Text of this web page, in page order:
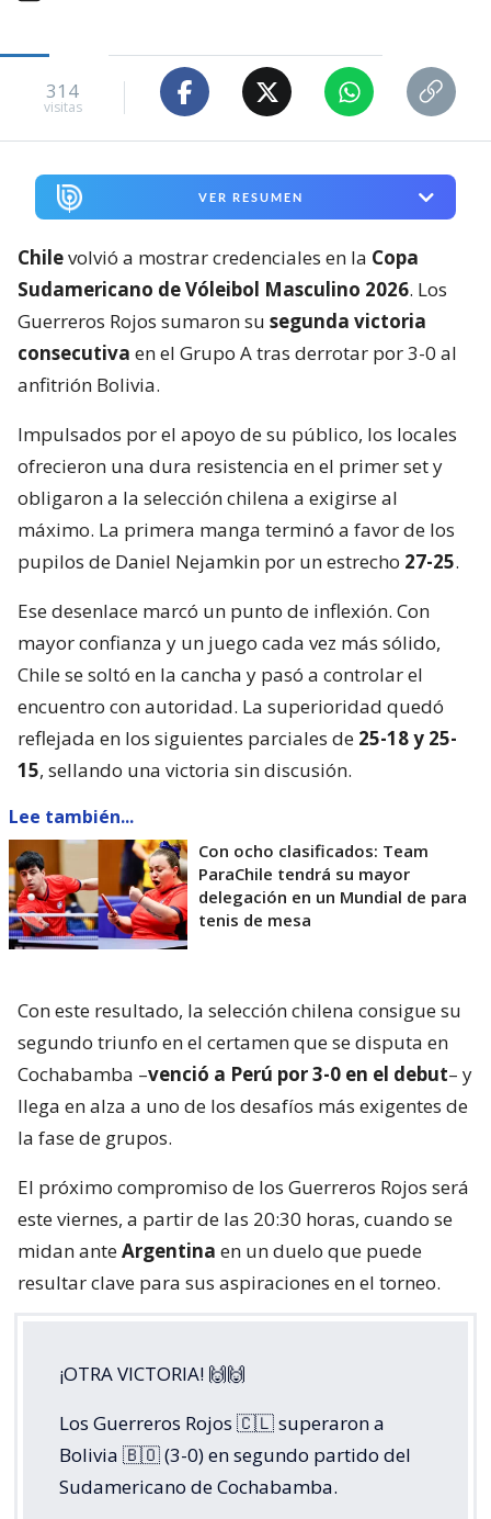
314
visitas
VER RESUMEN
Chilevolvió a mostrar credenciales en la Copa
Sudamericano de Vóleibol Masculino 2026. Los
Guerreros Rojos sumaron su segunda victoria
consecutiva en el Grupo A tras derrotar por 3-0 al
anfitrión Bolivia.
Impulsados por el apoyo de su público, los locales
ofrecieron una dura resistencia en el primer set y
obligaron a la selección chilena a exigirse al
máximo. La primera manga terminó a favor de los
pupilos de Daniel Nejamkin por un estrecho 27-25.
Ese desenlace marcó un punto de inflexión. Con
mayor confianza y un juego cada vez más sólido,
Chile se soltó en la cancha y pasó a controlar el
encuentro con autoridad. La superioridad quedó
reflejada en los siguientes parciales de 25-18 y 25-
15, sellando una victoria sin discusión.
Lee también...
Con ocho clasificados: Team
ParaChile tendrá su mayor
delegación en un Mundial de para
tenis de mesa
Con este resultado, la selección chilena consigue su
segundo triunfo en el certamen que se disputa en
Cochabamba –venció a Perú por 3-0 en el debut– y
llega en alza a uno de los desafíos más exigentes de
la fase de grupos.
El próximo compromiso de los Guerreros Rojos será
este viernes, a partir de las 20:30 horas, cuando se
midan anteArgentina en un duelo que puede
resultar clave para sus aspiraciones en el torneo.
¡OTRA VICTORIA! 🙌🙌
Los Guerreros Rojos 🇨🇱 superaron a
Bolivia 🇧🇴 (3-0) en segundo partido del
Sudamericano de Cochabamba.